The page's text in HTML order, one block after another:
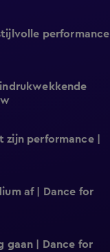
performance
zijn performance |
af | Dance for
gaan | Dance for